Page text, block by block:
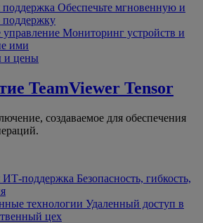
поддержка Обеспечьте мгновенную и
управление Мониторинг устройств и
ими
и цены
TeamViewer Tensor
создаваемое для обеспечения
ИТ-поддержка Безопасность, гибкость,
технологии Удаленный доступ в
цех